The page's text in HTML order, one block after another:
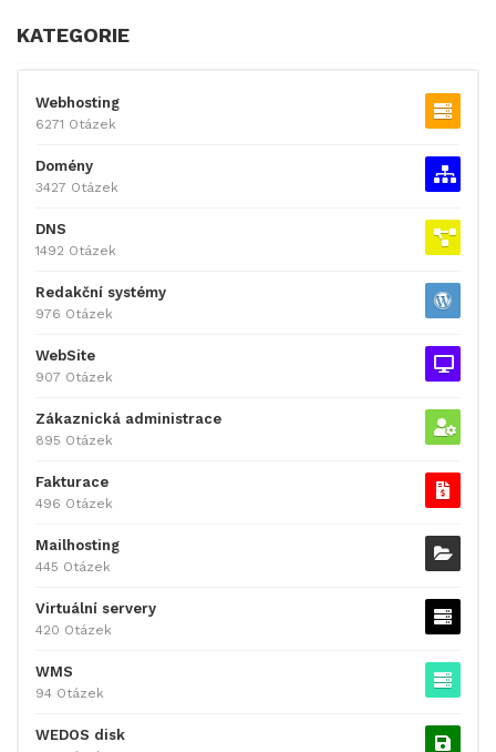
KATEGORIE
Webhosting
6271 Otázek
Domény
3427 Otázek
DNS
1492 Otázek
Redakční systémy
976 Otázek
WebSite
907 Otázek
Zákaznická administrace
895 Otázek
Fakturace
496 Otázek
Mailhosting
445 Otázek
Virtuální servery
420 Otázek
WMS
94 Otázek
WEDOS disk